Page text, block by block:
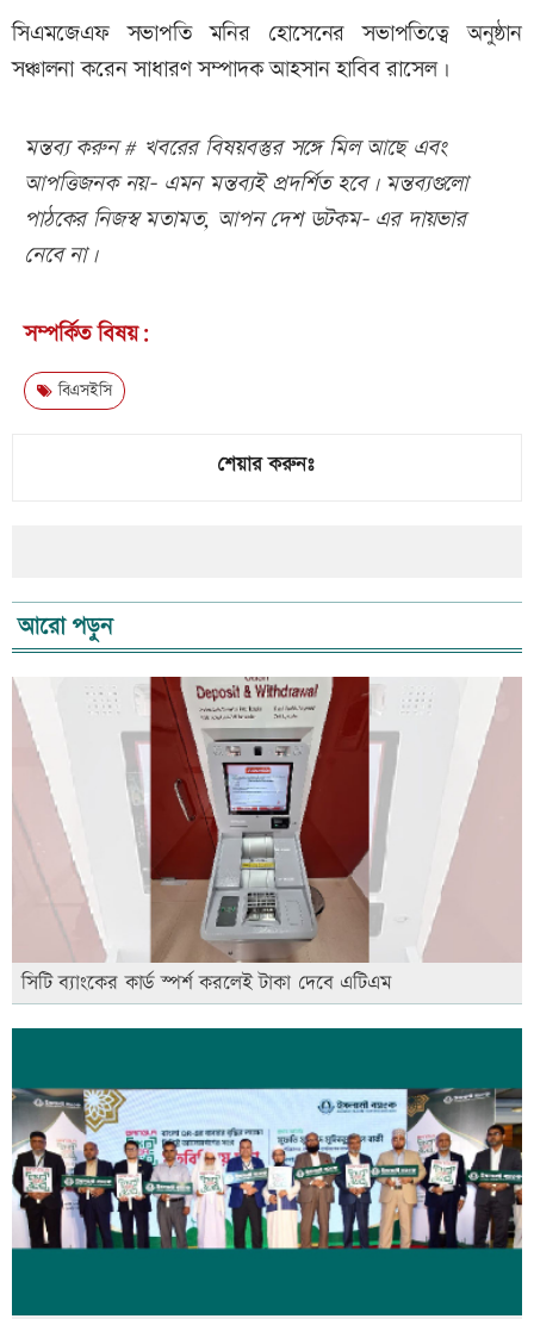
সিএমজেএফ সভাপতি মনির হোসেনের সভাপতিত্বে অনুষ্ঠান
সঞ্চালনা করেন সাধারণ সম্পাদক আহসান হাবিব রাসেল।
মন্তব্য করুন # খবরের বিষয়বস্তুর সঙ্গে মিল আছে এবং
আপত্তিজনক নয়- এমন মন্তব্যই প্রদর্শিত হবে। মন্তব্যগুলো
পাঠকের নিজস্ব মতামত, আপন দেশ ডটকম- এর দায়ভার
নেবে না।
সম্পর্কিত বিষয়:
বিএসইসি
শেয়ার করুনঃ
আরো পড়ুন
সিটি ব্যাংকের কার্ড স্পর্শ করলেই টাকা দেবে এটিএম